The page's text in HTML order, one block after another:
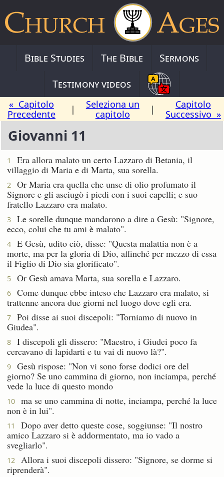
Bible Studies The Bible
Sermons
Testimony videos
« Capitolo
Precedente
|
Seleziona un
capitolo
|
Capitolo
Successivo »
Giovanni 11
1
Era allora malato un certo Lazzaro di Betania, il
villaggio di Maria e di Marta, sua sorella.
2
Or Maria era quella che unse di olio profumato il
Signore e gli asciugò i piedi con i suoi capelli; e suo
fratello Lazzaro era malato.
3
Le sorelle dunque mandarono a dire a Gesù: "Signore,
ecco, colui che tu ami è malato".
4
E Gesù, udito ciò, disse: "Questa malattia non è a
morte, ma per la gloria di Dio, affinché per mezzo di essa
il Figlio di Dio sia glorificato".
5 Or Gesù amava Marta, sua sorella e Lazzaro.
6
Come dunque ebbe inteso che Lazzaro era malato, si
trattenne ancora due giorni nel luogo dove egli era.
7
Poi disse ai suoi discepoli: "Torniamo di nuovo in
Giudea".
8
I discepoli gli dissero: "Maestro, i Giudei poco fa
cercavano di lapidarti e tu vai di nuovo là?".
9
Gesù rispose: "Non vi sono forse dodici ore del
giorno? Se uno cammina di giorno, non inciampa, perché
vede la luce di questo mondo
10
ma se uno cammina di notte, inciampa, perché la luce
non è in lui".
11
Dopo aver detto queste cose, soggiunse: "Il nostro
amico Lazzaro si è addormentato, ma io vado a
svegliarlo".
12
Allora i suoi discepoli dissero: "Signore, se dorme si
riprenderà".